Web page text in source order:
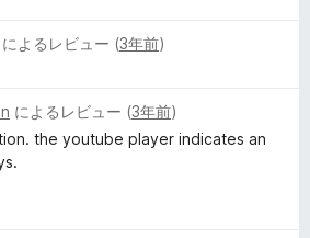
によるレビュー (3年前)
によるレビュー (3年前)
the youtube player indicates an